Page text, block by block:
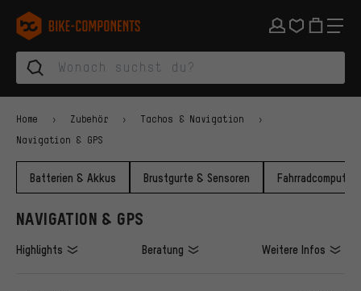
Zur Hauptnavigation springen
Zur Kategorienavigation springen
Zum Inhalt springen
Zu Marken und Newsletter springen
Zur Fußzeile springen
bike-components.de Startseite
Home Zubehör Tachos & Navigation
Navigation & GPS
Batterien & Akkus Brustgurte & Sensoren Fahrradcomputer
NAVIGATION & GPS
Highlights Beratung Weitere Infos